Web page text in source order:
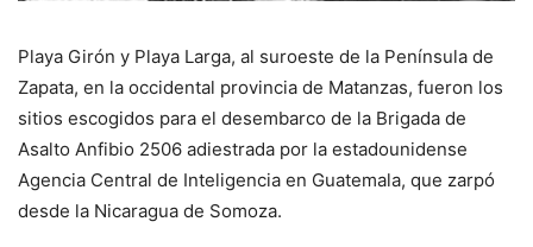
Playa Girón y Playa Larga, al suroeste de la Península de
Zapata, en la occidental provincia de Matanzas, fueron los
sitios escogidos para el desembarco de la Brigada de
Asalto Anfibio 2506 adiestrada por la estadounidense
Agencia Central de Inteligencia en Guatemala, que zarpó
desde la Nicaragua de Somoza.